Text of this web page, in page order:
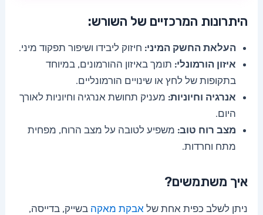
היתרונות המרכזיים של השורש:
העלאת החשק המיני: חיזוק ליבידו ושיפור תפקוד מיני.
איזון הורמונלי: תומך באיזון ההורמונים, במיוחד
בתקופות של לחץ או שינויים הורמונליים.
אנרגיה וחיוניות: מעניק תחושת אנרגיה וחיוניות לאורך
היום.
מצב רוח טוב: משפיע לטובה על מצב הרוח, מפחית
מתח וחרדות.
איך משתמשים?
ניתן לשלב כפית אחת של אבקת מאקה בשייק, בדייסה,